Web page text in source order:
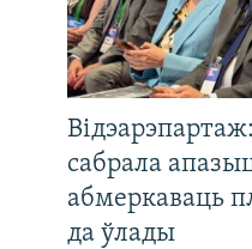
сабрала
абмеркаваць
да ўлады